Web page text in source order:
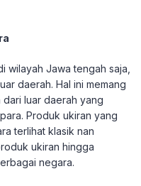
wilayah Jawa tengah saja,
daerah. Hal ini memang
luar daerah yang
Produk ukiran yang
terlihat klasik nan
ukiran hingga
negara.